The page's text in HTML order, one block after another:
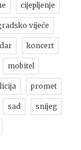
cijepljenje
vijeće
koncert
mobitel
promet
sad snijeg